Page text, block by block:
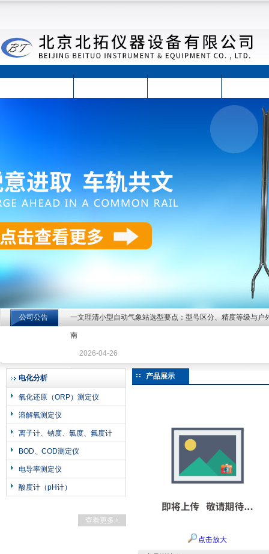
北京北拓仪器设备有限公司
公司公告 一文理清小型自动气象站选型要点：型号区分、精度等级与户
南
2026-04-26
电化分析
氧化还原（ORP）测定仪
溶解氧测定仪
离子计、钠度、氯度、氟度计
BOD、COD测定仪
电导率测定仪
酸度计（pH计）
查看更多+
产品展示
点击放大